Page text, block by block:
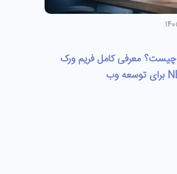
ASP.NET چیست؟ معرفی کامل فریم‌ ورک